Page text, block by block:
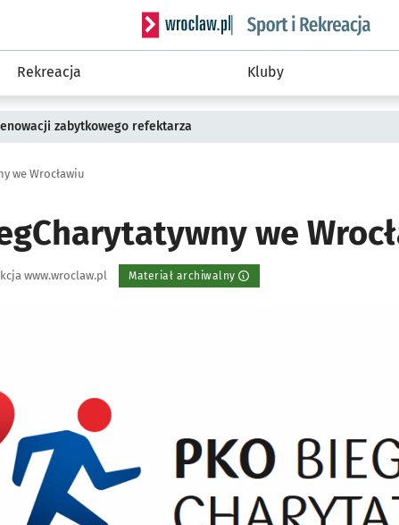
Serwis informacyjny wroclaw.pl
Rekreacja Kluby
zabytkowego refektarza
we Wrocławiu
we
www.wroclaw.pl Materiał archiwalny